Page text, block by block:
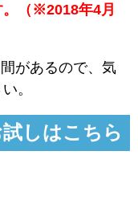
（※2018年4月
があるので、気
。
しはこちら